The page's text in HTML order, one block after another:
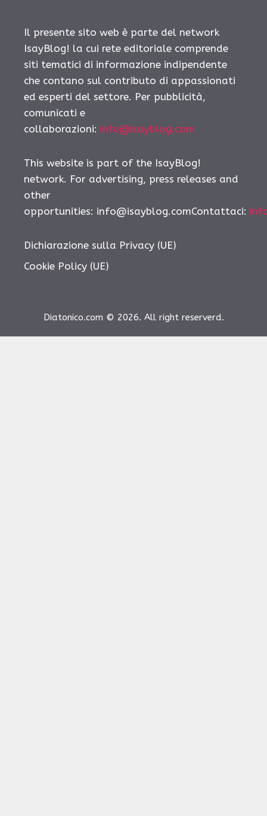
Il presente sito web è parte del network
IsayBlog! la cui rete editoriale comprende
siti tematici di informazione indipendente
che contano sul contributo di appassionati
ed esperti del settore. Per pubblicità,
comunicati e
collaborazioni: info@isayblog.com
This website is part of the IsayBlog!
network. For advertising, press releases and
other
opportunities: info@isayblog.comContattaci:
Dichiarazione sulla Privacy (UE)
Cookie Policy (UE)
Diatonico.com © 2026. All right reserverd.